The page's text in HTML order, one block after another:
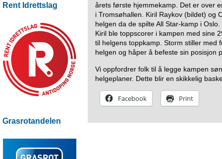
Rent Idrettslag
Grasrotandelen
årets første hjemmekamp. Det er over
i Tromsøhallen. Kiril Raykov (bildet) og
helgen da de spilte All Star-kamp i
Kiril ble toppscorer i kampen med sine
til helgens toppkamp. Storm stiller med
helgen og håper å befeste sin posisjon
Vi oppfordrer folk til å legge kampen
helgeplaner. Dette blir en skikkelig
Facebook Print